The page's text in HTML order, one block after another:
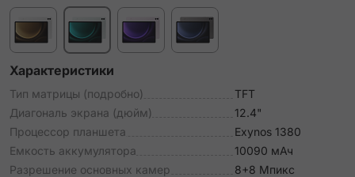
Характеристики
Тип матрицы (подробно)
TFT
Диагональ экрана (дюйм)
12.4"
Процессор планшета
Exynos 1380
Емкость аккумулятора
10090 мАч
Разрешение основных камер
8+8 Мпикс